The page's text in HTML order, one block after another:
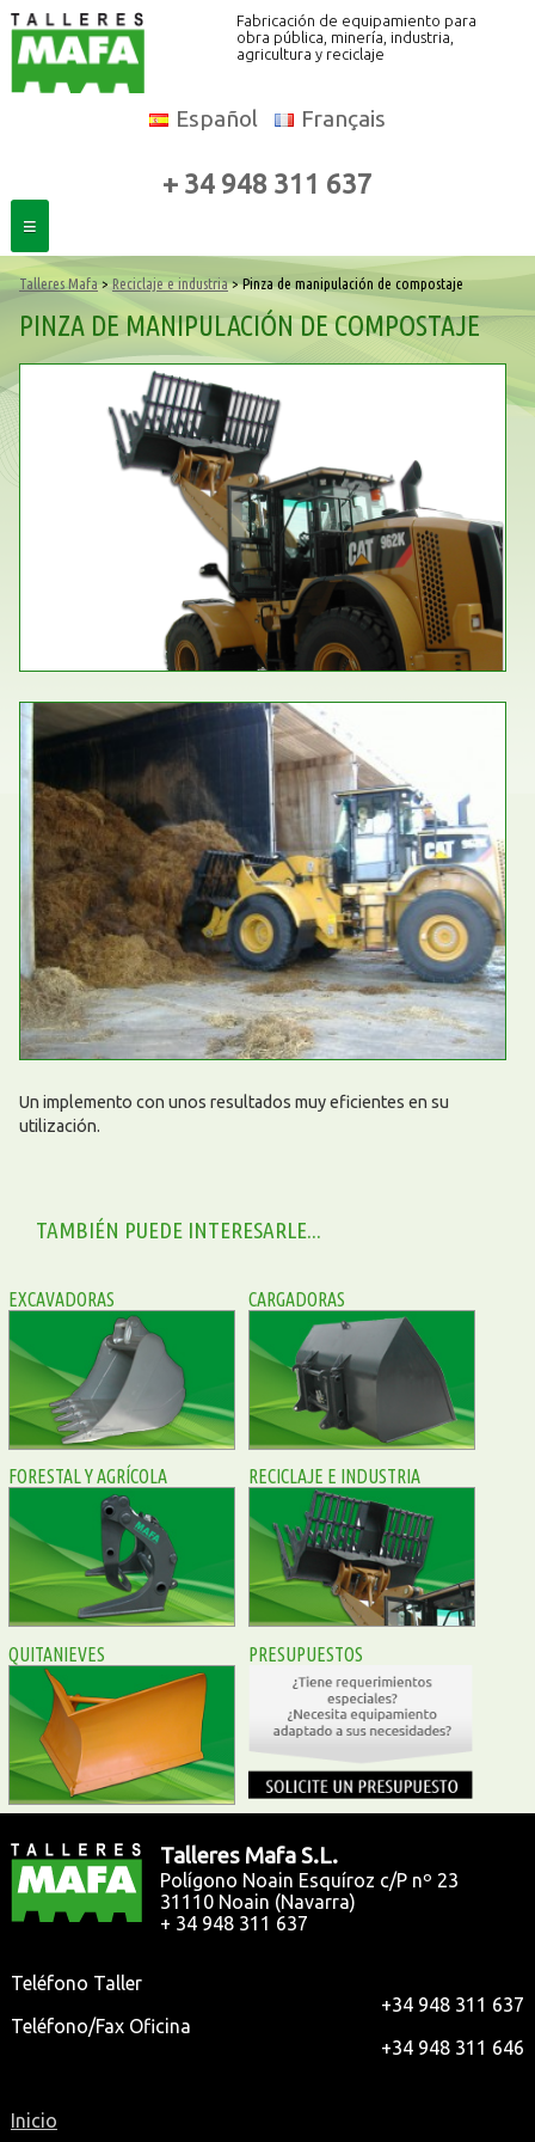
Fabricación de equipamiento para
obra pública, minería, industria,
agricultura y reciclaje
Español Français
+ 34 948 311 637
≡
Talleres Mafa>Reciclaje e industria> Pinza de manipulación de compostaje
PINZA DE MANIPULACIÓN DE COMPOSTAJE
Un implemento con unos resultados muy eficientes en su
utilización.
TAMBIÉN PUEDE INTERESARLE...
EXCAVADORAS CARGADORAS
FORESTAL Y AGRÍCOLA RECICLAJE E INDUSTRIA
QUITANIEVES PRESUPUESTOS
Talleres Mafa S.L.
Polígono Noain Esquíroz c/P nº 23
31110 Noain (Navarra)
+ 34 948 311 637
Teléfono Taller
+34 948 311 637
Teléfono/Fax Oficina
+34 948 311 646
Inicio